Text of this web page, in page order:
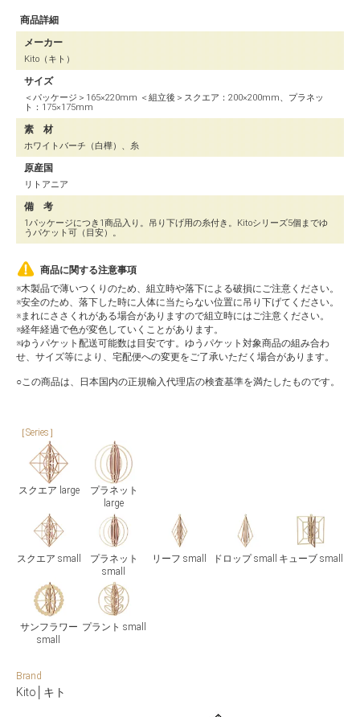
商品詳細
メーカー
Kito（キト）
サイズ
＜パッケージ＞165×220mm ＜組立後＞スクエア：200×200mm、プラネッ
ト：175×175mm
素 材
ホワイトバーチ（白樺）、糸
原産国
リトアニア
備 考
1パッケージにつき1商品入り。吊り下げ用の糸付き。Kitoシリーズ5個までゆ
うパケット可（目安）。
商品に関する注意事項
※木製品で薄いつくりのため、組立時や落下による破損にご注意ください。
※安全のため、落下した時に人体に当たらない位置に吊り下げてください。
※まれにささくれがある場合がありますので組立時にはご注意ください。
※経年経過で色が変色していくことがあります。
※ゆうパケット配送可能数は目安です。ゆうパケット対象商品の組み合わ
せ、サイズ等により、宅配便への変更をご了承いただく場合があります。
○この商品は、日本国内の正規輸入代理店の検査基準を満たしたものです。
［Series］
スクエア large
プラネット
large
スクエア small
プラネット
small
リーフ small ドロップ small キューブ small
サンフラワー
small
プラント small
Brand
Kito│キト